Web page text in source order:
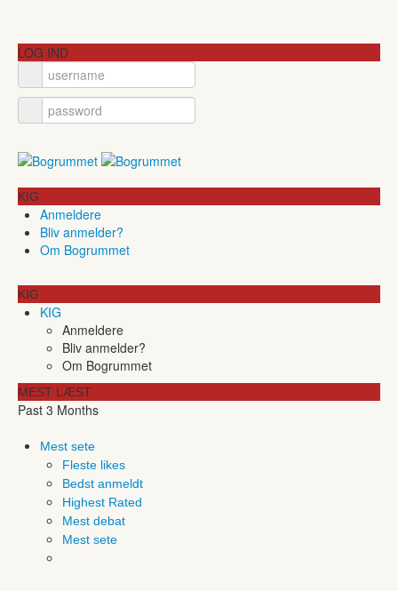
LOG IND
KIG
Anmeldere
Bliv anmelder?
Om Bogrummet
KIG
KIG
Anmeldere
Bliv anmelder?
Om Bogrummet
MEST LÆST
Past 3 Months
Mest sete
Fleste likes
Bedst anmeldt
Highest Rated
Mest debat
Mest sete